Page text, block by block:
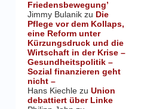
Friedensbewegung’
Jimmy Bulanik zu Die
Pflege vor dem Kollaps,
eine Reform unter
Kürzungsdruck und die
Wirtschaft in der Krise –
Gesundheitspolitik –
Sozial finanzieren geht
nicht –
Hans Kiechle zu Union
debattiert über Linke